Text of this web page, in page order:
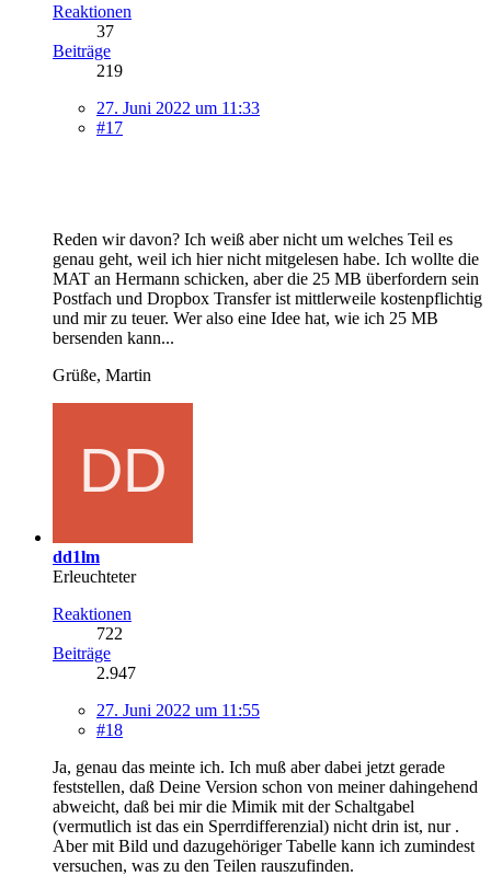
Reaktionen
37
Beiträge
219
27. Juni 2022 um 11:33
#17
Reden wir davon? Ich weiß aber nicht um welches Teil es
genau geht, weil ich hier nicht mitgelesen habe. Ich wollte die
MAT an Hermann schicken, aber die 25 MB überfordern sein
Postfach und Dropbox Transfer ist mittlerweile kostenpflichtig
und mir zu teuer. Wer also eine Idee hat, wie ich 25 MB
bersenden kann...
Grüße, Martin
dd1lm
Erleuchteter
Reaktionen
722
Beiträge
2.947
27. Juni 2022 um 11:55
#18
Ja, genau das meinte ich. Ich muß aber dabei jetzt gerade
feststellen, daß Deine Version schon von meiner dahingehend
abweicht, daß bei mir die Mimik mit der Schaltgabel
(vermutlich ist das ein Sperrdifferenzial) nicht drin ist, nur .
Aber mit Bild und dazugehöriger Tabelle kann ich zumindest
versuchen, was zu den Teilen rauszufinden.